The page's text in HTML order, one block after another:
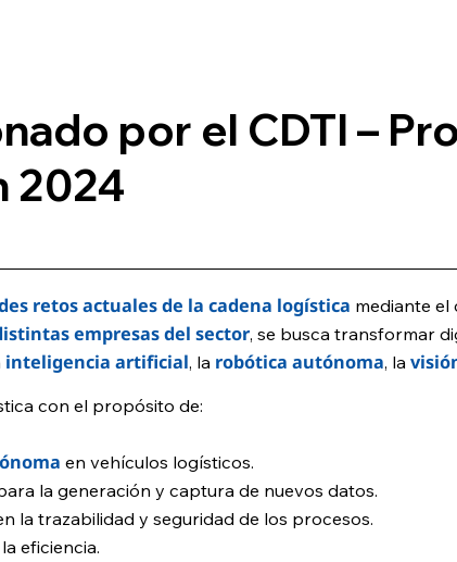
por el CDTI –
2024
retos actuales de la cadena logística mediante el
empresas del sector, se busca transformar
inteligencia artificial, la robótica autónoma, la
con el propósito de:
en vehículos logísticos.
la generación y captura de nuevos datos.
la trazabilidad y seguridad de los procesos.
eficiencia.